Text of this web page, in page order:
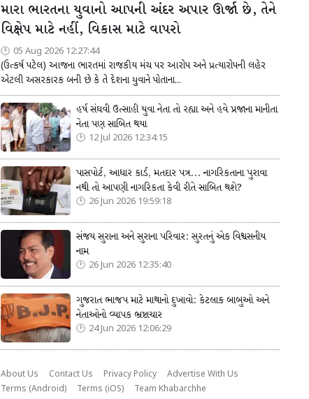
મારા ભારતના યુવાનો આપની અંદર અપાર ઊર્જા છે, તેને
વિક્ષેપ માટે નહીં, વિકાસ માટે વાપરો
05 Aug 2026 12:27:44
(ઉત્કર્ષ પટેલ) આજના ભારતમાં રાજકીય મંચ પર આરોપ અને પ્રત્યારોપની લહેર
એટલી અસરકારક બની છે કે તે દેશના યુવાને પોતાના...
હર્ષ સંઘવી ઉત્સાહી યુવા નેતા તો રહ્યા અને હવે પ્રજાના માનીતા
નેતા પણ સાબિત થયા
12 Jul 2026 12:34:15
પાસપોર્ટ, આધાર કાર્ડ, મતદાર પત્ર... નાગરિકતાના પુરાવા
નથી તો આપણી નાગરિકતા કેવી રીતે સાબિત થશે?
26 Jun 2026 19:59:18
સંજય સુરાના અને સુરાના પરિવાર: સુરતનું એક વિશ્વસનીય
નામ
26 Jun 2026 12:35:40
ગુજરાત ભાજપ માટે માથાનો દુખાવો: કેટલાક બાબુઓ અને
નેતાઓનો વ્યાપક ભ્રષ્ટાચાર
24 Jun 2026 12:06:29
About Us Contact Us Privacy Policy
Advertise With Us
Terms (Android)
Terms (iOS) Team Khabarchhe